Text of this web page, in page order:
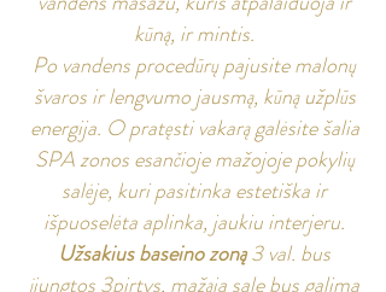
kūną, ir mintis.
Po vandens procedūrų pajusite malonų
švaros ir lengvumo jausmą, kūną užplūs
energija. O pratęsti vakarą galėsite šalia
SPA zonos esančioje mažojoje pokylių
salėje, kuri pasitinka estetiška ir
išpuoselėta aplinka, jaukiu interjeru.
Užsakius baseino zoną3 val. bus
įjungtos 3pirtys, mažąja sale bus galima